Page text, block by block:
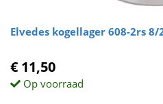
Elvedes kogellager 608-2rs
€ 11,50
Op voorraad